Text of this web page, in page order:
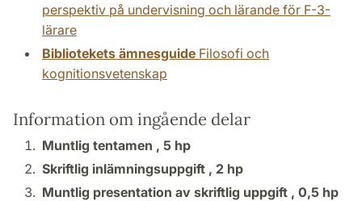
perspektiv på undervisning och lärande för F-3-
lärare
Bibliotekets ämnesguide Filosofi och
kognitionsvetenskap
Information om ingående delar
Muntlig tentamen , 5 hp
Skriftlig inlämningsuppgift , 2 hp
Muntlig presentation av skriftlig uppgift , 0,5 hp